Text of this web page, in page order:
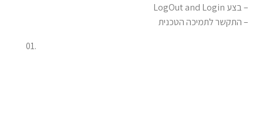
– בצע LogOut and Login
– התקשר לתמיכה הטכנית